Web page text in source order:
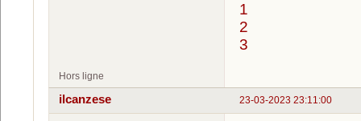
1
2
3
Hors ligne
23-03-2023 23:11:00
ilcanzese